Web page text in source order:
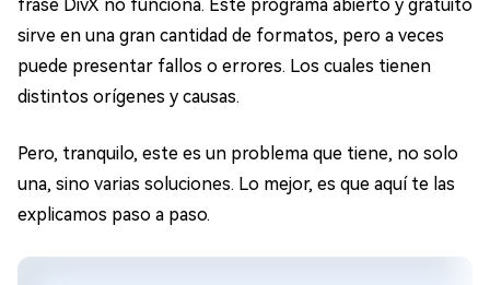
frase DivX no funciona. Este programa abierto y gratuito
sirve en una gran cantidad de formatos, pero a veces
puede presentar fallos o errores. Los cuales tienen
distintos orígenes y causas.
Pero, tranquilo, este es un problema que tiene, no solo
una, sino varias soluciones. Lo mejor, es que aquí te las
explicamos paso a paso.